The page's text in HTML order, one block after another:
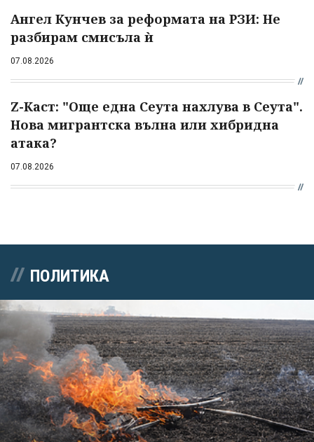
Ангел Кунчев за реформата на РЗИ: Не
разбирам смисъла ѝ
07.08.2026
Z-Каст: "Още една Сеута нахлува в Сеута".
Нова мигрантска вълна или хибридна
атака?
07.08.2026
ПОЛИТИКА